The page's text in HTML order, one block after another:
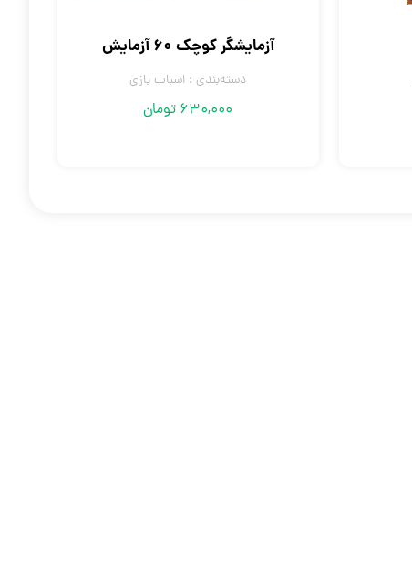
آزمایشگر کوچک 60 آزمایش
دسته‌بندی : اسباب بازی
630,000 تومان